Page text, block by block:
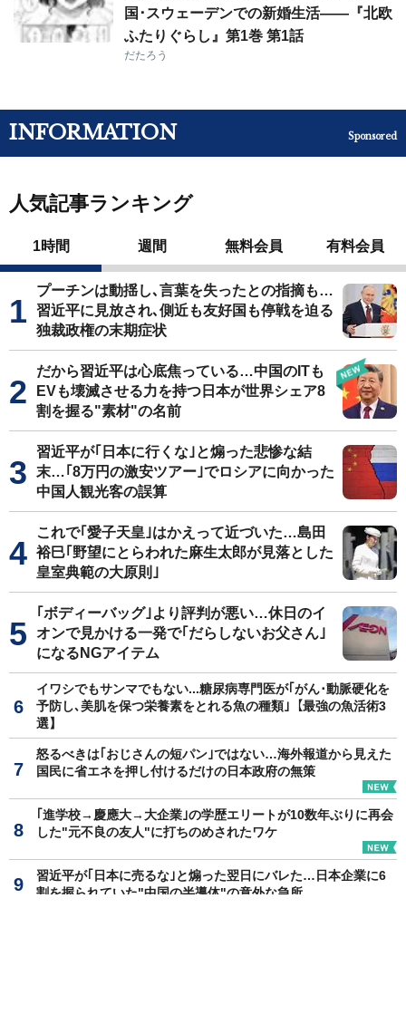
国･スウェーデンでの新婚生活――『北欧
ふたりぐらし』第1巻 第1話
だたろう
INFORMATION Sponsored
人気記事ランキング
1時間 週間 無料会員 有料会員
プーチンは動揺し､言葉を失ったとの指摘も…
習近平に見放され､側近も友好国も停戦を迫る
独裁政権の末期症状
だから習近平は心底焦っている…中国のITも
EVも壊滅させる力を持つ日本が世界シェア8
割を握る"素材"の名前
習近平が｢日本に行くな｣と煽った悲惨な結
末…｢8万円の激安ツアー｣でロシアに向かった
中国人観光客の誤算
これで｢愛子天皇｣はかえって近づいた…島田
裕巳｢野望にとらわれた麻生太郎が見落とした
皇室典範の大原則｣
｢ボディーバッグ｣より評判が悪い…休日のイ
オンで見かける一発で｢だらしないお父さん｣
になるNGアイテム
イワシでもサンマでもない...糖尿病専門医が｢がん･動脈硬化を
予防し､美肌を保つ栄養素をとれる魚の種類｣【最強の魚活術3
選】
怒るべきは｢おじさんの短パン｣ではない…海外報道から見えた
国民に省エネを押し付けるだけの日本政府の無策
｢進学校→慶應大→大企業｣の学歴エリートが10数年ぶりに再会
した"元不良の友人"に打ちのめされたワケ
習近平が｢日本に売るな｣と煽った翌日にバレた…日本企業に6
割を握られていた"中国の半導体"の意外な急所